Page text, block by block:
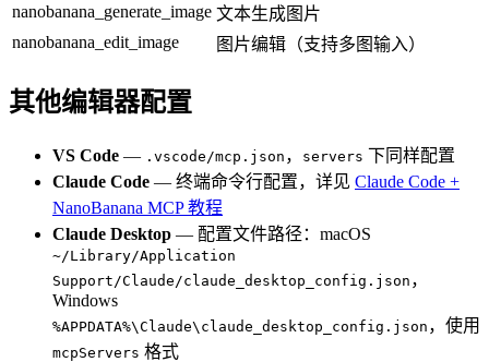
nanobanana_generate_image 文本生成图片
nanobanana_edit_image
图片编辑（支持多图输入）
其他编辑器配置
VS Code — .vscode/mcp.json ， servers 下同样配置
Claude Code — 终端命令行配置，详见 Claude Code +
NanoBanana MCP 教程
Claude Desktop — 配置文件路径：macOS
~/Library/Application
Support/Claude/claude_desktop_config.json ，
Windows
%APPDATA%\Claude\claude_desktop_config.json ，使用
mcpServers 格式